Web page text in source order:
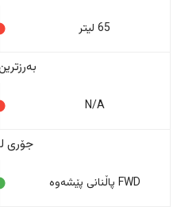
65 لیتر
N/A
جۆری
FWD پاڵنانی پێشەوە